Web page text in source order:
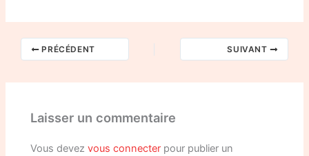
PRÉCÉDENT SUIVANT
Laisser un commentaire
Vous devezvous connecter pour publier un